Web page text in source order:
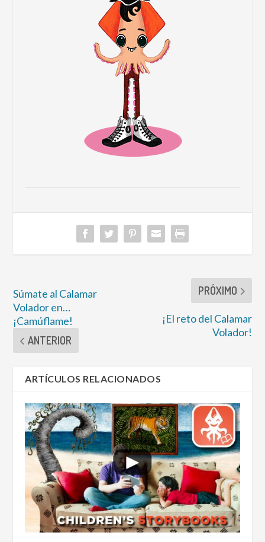
Súmate al Calamar
Volador en…
¡Camúflame!
ANTERIOR
PRÓXIMO
¡El reto del Calamar
Volador!
ARTÍCULOS RELACIONADOS